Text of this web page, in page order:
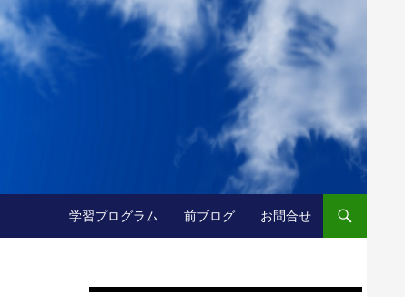
学習プログラム
前ブログ お問合せ